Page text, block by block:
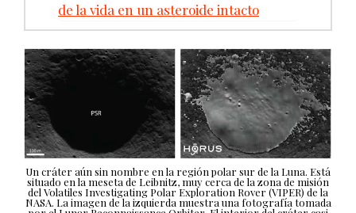
de la vida en un asteroide intacto
Un cráter aún sin nombre en la región polar sur de la Luna. Está
situado en la meseta de Leibnitz, muy cerca de la zona de misión
del Volatiles Investigating Polar Exploration Rover (VIPER) de la
NASA. La imagen de la izquierda muestra una fotografía tomada